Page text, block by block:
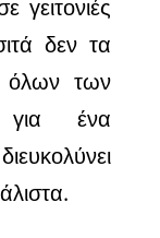
δεν τα
όλων των
για ένα